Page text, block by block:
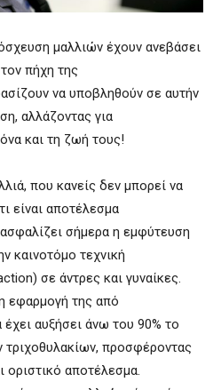
μαλλιών έχουν ανεβάσει
πήχη της
να υποβληθούν σε αυτήν
αλλάζοντας για
και τη ζωή τους!
που κανείς δεν μπορεί να
είναι αποτέλεσμα
σήμερα η εμφύτευση
καινοτόμο τεχνική
σε άντρες και γυναίκες.
εφαρμογή της από
έχει αυξήσει άνω του 90% το
προσφέροντας
οριστικό αποτέλεσμα.